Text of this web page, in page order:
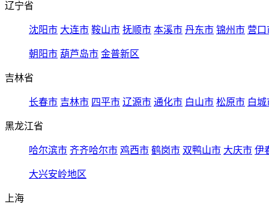
辽宁省
沈阳市 大连市 鞍山市 抚顺市 本溪市 丹东市 锦州市 营口
朝阳市 葫芦岛市 金普新区
吉林省
长春市 吉林市 四平市 辽源市 通化市 白山市 松原市 白城
黑龙江省
哈尔滨市 齐齐哈尔市 鸡西市 鹤岗市 双鸭山市 大庆市 伊
大兴安岭地区
上海